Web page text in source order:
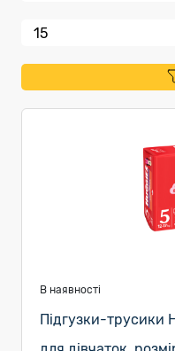
В наявності
Підгузки-трусики